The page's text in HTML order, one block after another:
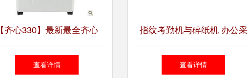
【齐心330】最新最全齐心
330 产品参考信息
查看详情
指纹考勤机与碎纸机 办公采
购的全面指南
查看详情